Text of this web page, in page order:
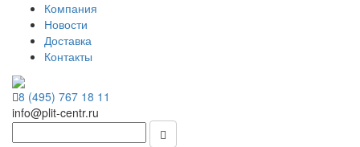
Компания
Новости
Доставка
Контакты
8 (495) 767 18 11
info@plit-centr.ru